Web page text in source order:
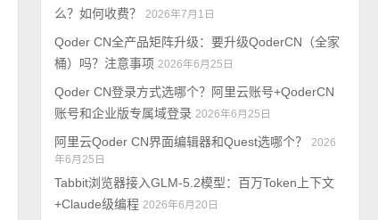
么？如何收费？
2026年7月1日
Qoder CN全产品矩阵升级：要升级QoderCN（全家
桶）吗？注意事项 2026年6月25日
Qoder CN登录方式选哪个？阿里云账号+QoderCN
账号和企业版专属域登录 2026年6月25日
阿里云Qoder CN界面编辑器和Quest选哪个？
2026
年6月25日
Tabbit浏览器接入GLM-5.2模型：百万Token上下文
+Claude级编程 2026年6月20日